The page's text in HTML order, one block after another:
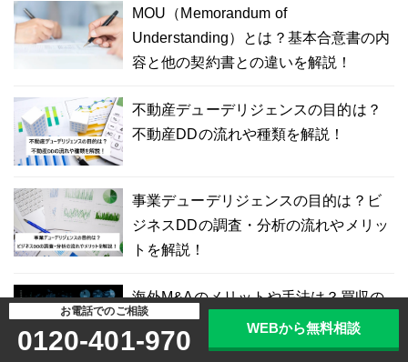
MOU（Memorandum of
Understanding）とは？基本合意書の内
容と他の契約書との違いを解説！
不動産デューデリジェンスの目的は？
不動産DDの流れや種類を解説！
事業デューデリジェンスの目的は？ビ
ジネスDDの調査・分析の流れやメリッ
トを解説！
海外M&Aのメリットや手法は？買収の
目的や事例10選を解説！
お電話でのご相談
0120-401-970 WEBから無料相談